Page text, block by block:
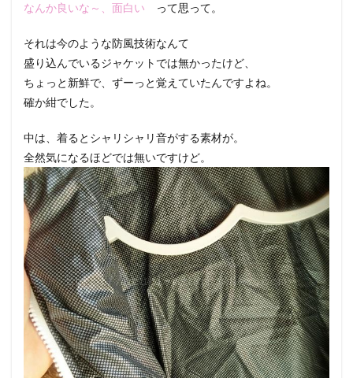
なんか良いな～、面白い って思って。
それは今のような防風技術なんて
盛り込んでいるジャケットでは無かったけど、
ちょっと新鮮で、ずーっと覚えていたんですよね。
確か紺でした。
中は、着るとシャリシャリ音がする素材が。
全然気になるほどでは無いですけど。